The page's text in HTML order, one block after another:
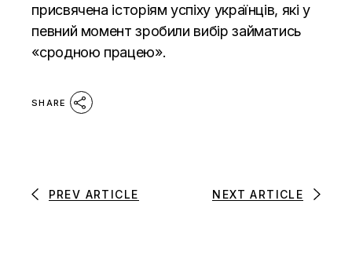
присвячена історіям успіху українців, які у
певний момент зробили вибір займатись
«сродною працею».
SHARE
PREV ARTICLE NEXT ARTICLE